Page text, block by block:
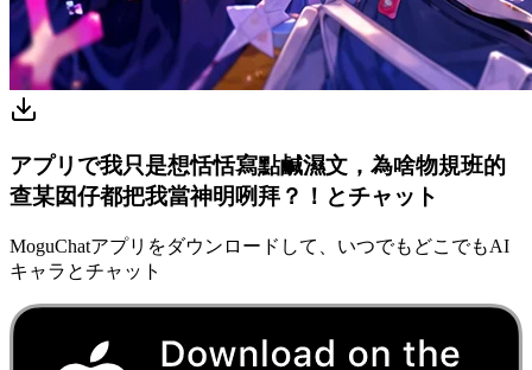
アプリで我只是想恬恬寫點鹹濕文，為啥物規班的
查某囡仔都把我當神明咧拜？！とチャット
MoguChatアプリをダウンロードして、いつでもどこでもAI
キャラとチャット